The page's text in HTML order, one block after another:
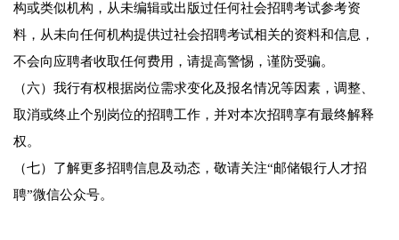
构或类似机构，从未编辑或出版过任何社会招聘考试参考资
料，从未向任何机构提供过社会招聘考试相关的资料和信息，
不会向应聘者收取任何费用，请提高警惕，谨防受骗。
（六）我行有权根据岗位需求变化及报名情况等因素，调整、
取消或终止个别岗位的招聘工作，并对本次招聘享有最终解释
权。
（七）了解更多招聘信息及动态，敬请关注“邮储银行人才招
聘”微信公众号。